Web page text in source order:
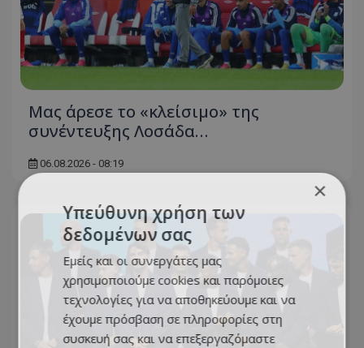
Μας άρεσε το «κλείσιμο» της
συνέντευξης Λοσάδα…
06.08.2026 - 08:19
×
Υπεύθυνη χρήση των
δεδομένων σας
Εμείς και οι συνεργάτες μας
χρησιμοποιούμε cookies και παρόμοιες
τεχνολογίες για να αποθηκεύουμε και να
έχουμε πρόσβαση σε πληροφορίες στη
συσκευή σας και να επεξεργαζόμαστε